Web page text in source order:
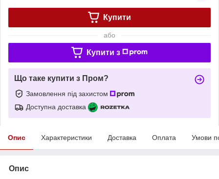
Купити
або
Купити з
Що таке купити з Пром?
Замовлення під захистом
Доступна доставка
Опис Характеристики Доставка Оплата Умови
Опис